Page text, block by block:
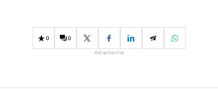
Effectiviteit
0 0
Advertentie